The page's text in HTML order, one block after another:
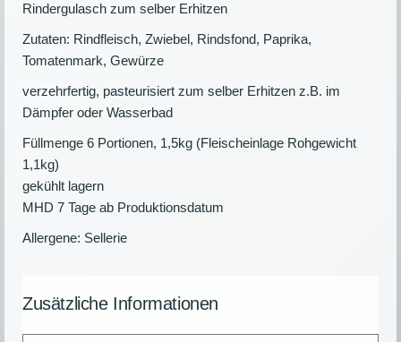
Rindergulasch zum selber Erhitzen
Zutaten: Rindfleisch, Zwiebel, Rindsfond, Paprika,
Tomatenmark, Gewürze
verzehrfertig, pasteurisiert zum selber Erhitzen z.B. im
Dämpfer oder Wasserbad
Füllmenge 6 Portionen, 1,5kg (Fleischeinlage Rohgewicht
1,1kg)
gekühlt lagern
MHD 7 Tage ab Produktionsdatum
Allergene: Sellerie
Zusätzliche Informationen